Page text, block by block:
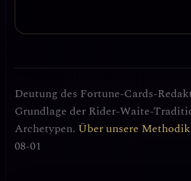
Deutung des Fortune-Cards-
Grundlage der Rider-Waite-
Archetypen. Über unsere Methodik
08-01